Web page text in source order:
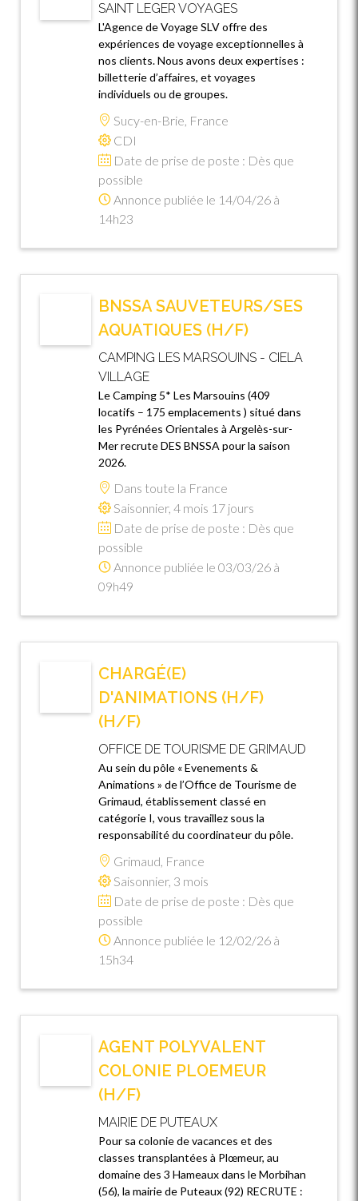
SAINT LEGER VOYAGES
L'Agence de Voyage SLV offre des
expériences de voyage exceptionnelles à
nos clients. Nous avons deux expertises :
billetterie d’affaires, et voyages
individuels ou de groupes.
Sucy-en-Brie, France
CDI
Date de prise de poste : Dès que
possible
Annonce publiée le 14/04/26 à
14h23
BNSSA SAUVETEURS/SES
AQUATIQUES (H/F)
CAMPING LES MARSOUINS - CIELA
VILLAGE
Le Camping 5* Les Marsouins (409
locatifs – 175 emplacements ) situé dans
les Pyrénées Orientales à Argelès-sur-
Mer recrute DES BNSSA pour la saison
2026.
Dans toute la France
Saisonnier, 4 mois 17 jours
Date de prise de poste : Dès que
possible
Annonce publiée le 03/03/26 à
09h49
CHARGÉ(E)
D'ANIMATIONS (H/F)
(H/F)
OFFICE DE TOURISME DE GRIMAUD
Au sein du pôle « Evenements &
Animations » de l’Office de Tourisme de
Grimaud, établissement classé en
catégorie I, vous travaillez sous la
responsabilité du coordinateur du pôle.
Grimaud, France
Saisonnier, 3 mois
Date de prise de poste : Dès que
possible
Annonce publiée le 12/02/26 à
15h34
AGENT POLYVALENT
COLONIE PLOEMEUR
(H/F)
MAIRIE DE PUTEAUX
Pour sa colonie de vacances et des
classes transplantées à Plœmeur, au
domaine des 3 Hameaux dans le Morbihan
(56), la mairie de Puteaux (92) RECRUTE :